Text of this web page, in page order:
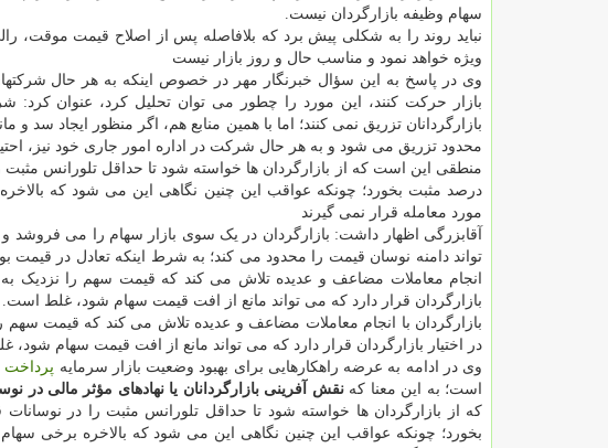
سهام وظیفه بازارگردان نیست.
نباید روند را به شکلی پیش برد که بلافاصله پس از اصلاح قیمت موقت،
ویژه خواهد نمود و مناسب حال و روز بازار نیست
وی در پاسخ به این سؤال خبرنگار مهر در خصوص اینکه به هر حال شرکتهای
بازار حرکت کنند، این مورد را چطور می توان تحلیل کرد، عنوان کرد:
بازارگردانان تزریق نمی کنند؛ اما با همین منابع هم، اگر منظور ایجاد
محدود تزریق می شود و به هر حال شرکت در اداره امور جاری خود نیز،
درصد مثبت بخورد؛ چونکه عواقب این چنین نگاهی این می شود که
مورد معامله قرار نمی گیرند
آقابزرگی اظهار داشت: بازارگردان در یک سوی بازار سهام را می
تواند دامنه نوسان قیمت را محدود می کند؛ به شرط اینکه تعادل در قیمت
انجام معاملات مضاعف و عدیده تلاش می کند که قیمت سهم را نزدیک به
بازارگردان قرار دارد که می تواند مانع از افت قیمت سهام شود، غلط است.
بازارگردان با انجام معاملات مضاعف و عدیده تلاش می کند که قیمت سهم
در اختیار بازارگردان قرار دارد که می تواند مانع از افت قیمت سهام
وی در ادامه به عرضه راهکارهایی برای بهبود وضعیت بازار سرمایه پرداخت
است؛ به این معنا که نقش آفرینی بازارگردانان یا نهادهای مؤثر مالی
بخورد؛ چونکه عواقب این چنین نگاهی این می شود که بالاخره برخی